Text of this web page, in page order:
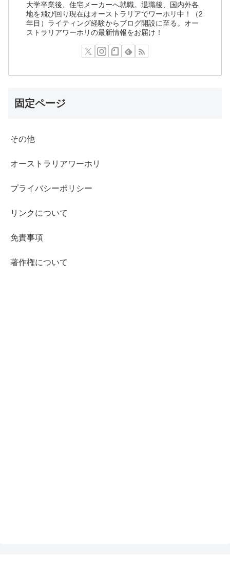
大学卒業後、住宅メーカーへ就職。退職後、国内外各
地を飛び回り現在はオーストラリアでワーホリ中！（2
年目）ライティング経験からブログ開設に至る。オー
ストラリアワーホリの最新情報をお届け！
固定ページ
その他
オーストラリアワーホリ
プライバシーポリシー
リンクについて
免責事項
著作権について